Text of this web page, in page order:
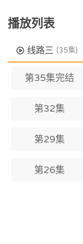
播放列表
线路三 (35集)
第35集完结
第32集
第29集
第26集